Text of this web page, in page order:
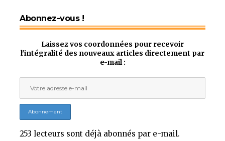
Abonnez-vous !
Laissez vos coordonnées pour recevoir
l'intégralité des nouveaux articles directement par
e-mail :
253 lecteurs sont déjà abonnés par e-mail.